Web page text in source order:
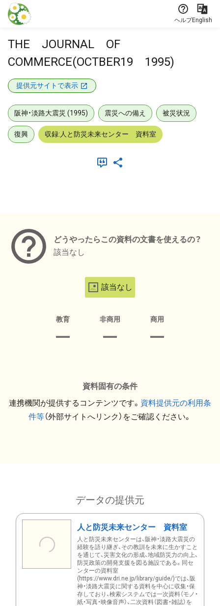
本文に飛ぶ
ヘルプEnglish
THE JOURNAL OF
COMMERCE(OCTBER19 1995)
提供元サイトで表示
阪神・淡路大震災 (1995) 震災への備え 被災状況
復興 収録:人と防災未来センター 資料室
どうやったらこの資料の文書を使えるの？
該当なし
該当なし
教育 非商用 商用
資料固有の条件
連携機関が提供するコンテンツです。 資料提供元の利用条
件等（外部サイトへリンク）をご確認ください。
データの提供元
人と防災未来センター 資料室
人と防災未来センターは、阪神・淡路大震災の
経験を語り継ぎ、その教訓を未来に生かすこと
を通じて、災害文化の形成、地域防災力の向上、
防災政策の開発支援を図る施設である。同セ
ンターの資料室
(https://www.dri.ne.jp/library/guide/)では、阪
神・淡路大震災に関する資料を中心に収集・保
存しており、検索システムでは一次資料（モノ・
紙・写真・映像音声）、二次資料（図書・雑誌）を